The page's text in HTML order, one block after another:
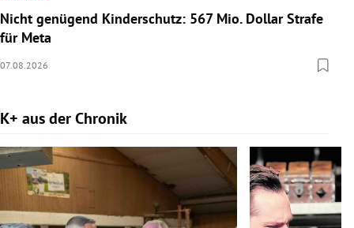
Nicht genügend Kinderschutz: 567 Mio. Dollar Strafe
für Meta
07.08.2026
K+ aus der Chronik
Slide 1 von 9